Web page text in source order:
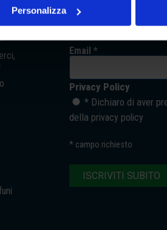
Personalizza
nostre iniziative.
email.
Email *
Privacy Policy
* Dichiaro di aver
della privacy policy
* campo richiesto